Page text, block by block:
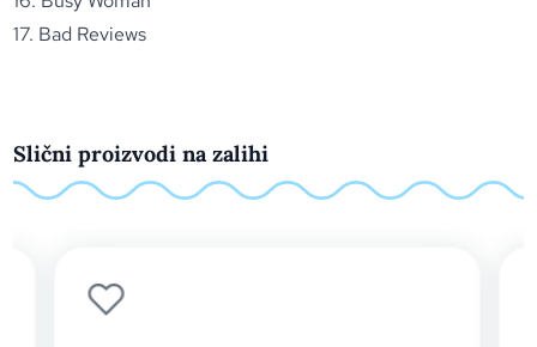
17. Bad Reviews
Slični proizvodi na zalihi